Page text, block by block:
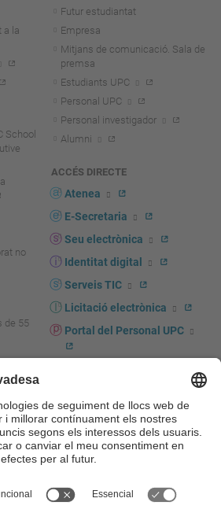
a la
School
no
de 55
i
i la
Futur estudiantat
Empresa
Mitjans de comunicació. Sala de
premsa
Estudiants UPC
Personal UPC
Personal investigador
Alumni
ACCÉS DIRECTE
Atenea
E-Secretaria
Seu electrònica
Identitat digital
Serveis TIC
Licitació electrònica
Portal del Personal UPC
UPCshop, marxandatge
Sala de premsa
Seguretat i salut
Autoprotecció i emergències